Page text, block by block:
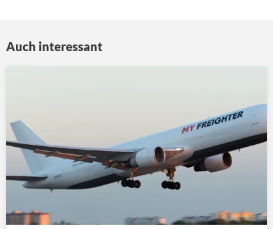
Auch interessant